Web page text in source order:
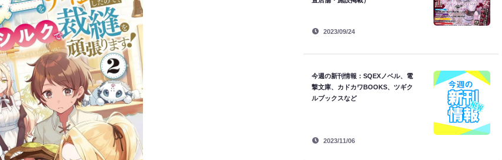
2023/09/24
今週の新刊情報：SQEXノベル、電
撃文庫、カドカワBOOKS、ツギク
ルブックスなど
2023/11/06